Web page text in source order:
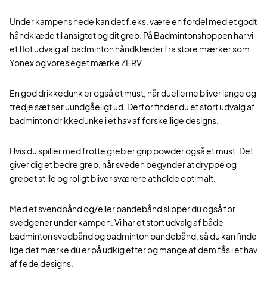
Under kampens hede kan det f.eks. være en fordel med et godt
håndklæde til ansigtet og dit greb. På Badmintonshoppen har vi
et flot udvalg af badminton håndklæder fra store mærker som
Yonex og vores eget mærke ZERV.
En god drikkedunk er også et must, når duellerne bliver lange og
tredje sæt ser uundgåeligt ud. Derfor finder du et stort udvalg af
badminton drikkedunke i et hav af forskellige designs.
Hvis du spiller med frotté greb er grip powder også et must. Det
giver dig et bedre greb, når sveden begynder at dryppe og
grebet stille og roligt bliver sværere at holde optimalt.
Med et svendbånd og/eller pandebånd slipper du også for
svedgener under kampen. Vi har et stort udvalg af både
badminton svedbånd og badminton pandebånd, så du kan finde
lige det mærke du er på udkig efter og mange af dem fås i et hav
af fede designs.